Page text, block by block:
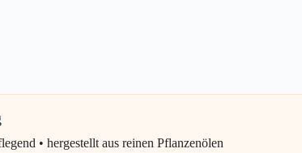
• hergestellt aus reinen Pflanzenölen